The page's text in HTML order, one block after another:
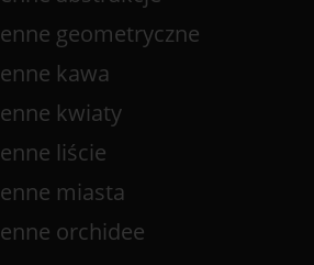
geometryczne
kawa
kwiaty
liście
miasta
orchidee